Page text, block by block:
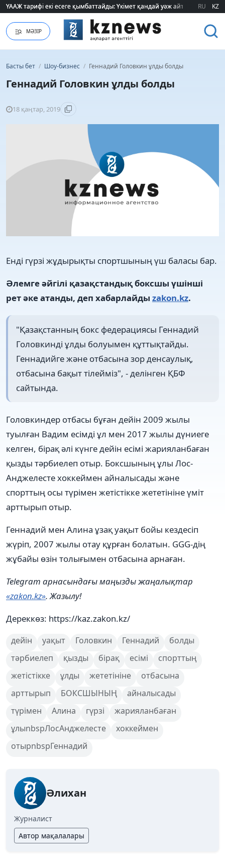
ҮААЖ тарифі екі есеге қымбаттайды: Үкімет қандай уәж айтады?
ҮААЖ тарифі екі есеге қымбаттайды: Үкімет қандай уәж айтады? RU KZ
МӘЗІР
Басты бет / Шоу-бизнес / Геннадий Головкин ұлды болды
Геннадий Головкин ұлды болды
18 қаңтар, 2019
Енді гүрзі жұдырықты спортшының үш баласы бар.
Әлемге әйгілі қазақстандық боксшы үшінші
рет әке атанды, деп хабарлайды zakon.kz.
"Қазақстанның бокс федерациясы Геннадий
Головкинді ұлды болуымен құттықтайды.
Геннадийге және отбасына зор денсаулық,
отбасына бақыт тілейміз", - делінген ҚБФ
сайтында.
Головкиндер отбасы бұған дейін 2009 жылы
туылған Вадим есімді ұл мен 2017 жылы дүниеге
келген, бірақ әлі күнге дейін есімі жарияланбаған
қызды тәрбиелеп отыр. Боксшының ұлы Лос-
Анджелесте хоккеймен айналысады және
спорттың осы түрімен жетістікке жететініне үміт
арттырып отыр.
Геннадий мен Алина ұзақ уақыт бойы кездесіп
жүріп, 2007 жылы отау құрған болатын. GGG-дің
жұбайы өзін толығымен отбасына арнаған.
Telegram арнасындағы маңызды жаңалықтар
«zakon.kz». Жазылу!
Дереккөз: https://kaz.zakon.kz/
дейін уақыт Головкин Геннадий
болды
тәрбиелеп
қызды бірақ есімі
спорттың
жетістікке
ұлды жететініне
отбасына
арттырып
БОКСШЫНЫҢ
айналысады
түрімен
Алина гүрзі
жарияланбаған
ұлыnbspЛосАнджелесте
хоккеймен
отырnbspГеннадий
Әлихан
Журналист
Автор мақалалары